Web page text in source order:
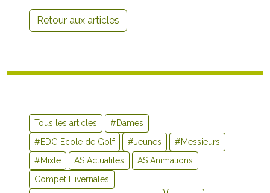
Retour aux articles
Tous les articles
#Dames
#EDG Ecole de Golf
#Jeunes
#Messieurs
#Mixte
AS Actualités
AS Animations
Compet Hivernales